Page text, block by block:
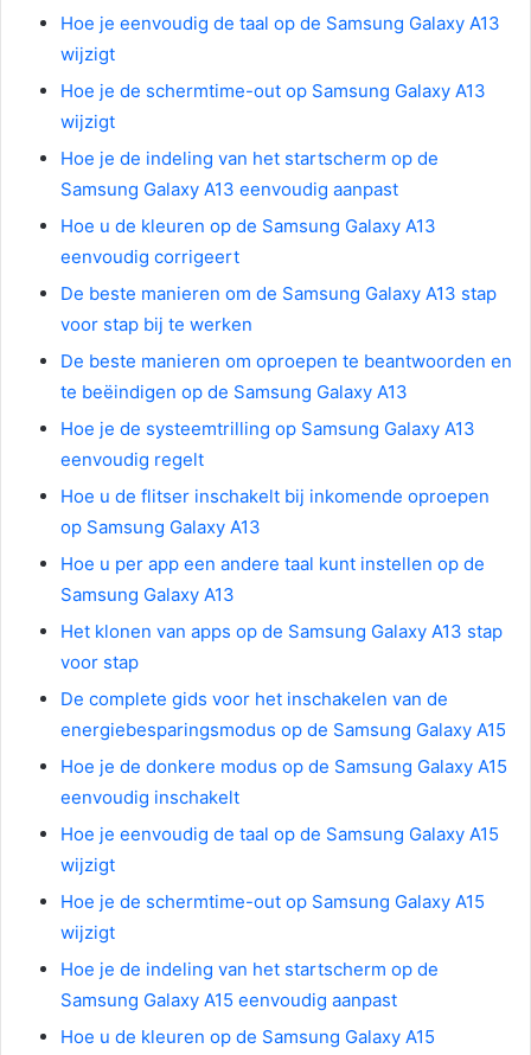
Hoe je eenvoudig de taal op de Samsung Galaxy A13
wijzigt
Hoe je de schermtime-out op Samsung Galaxy A13
wijzigt
Hoe je de indeling van het startscherm op de
Samsung Galaxy A13 eenvoudig aanpast
Hoe u de kleuren op de Samsung Galaxy A13
eenvoudig corrigeert
De beste manieren om de Samsung Galaxy A13 stap
voor stap bij te werken
De beste manieren om oproepen te beantwoorden en
te beëindigen op de Samsung Galaxy A13
Hoe je de systeemtrilling op Samsung Galaxy A13
eenvoudig regelt
Hoe u de flitser inschakelt bij inkomende oproepen
op Samsung Galaxy A13
Hoe u per app een andere taal kunt instellen op de
Samsung Galaxy A13
Het klonen van apps op de Samsung Galaxy A13 stap
voor stap
De complete gids voor het inschakelen van de
energiebesparingsmodus op de Samsung Galaxy A15
Hoe je de donkere modus op de Samsung Galaxy A15
eenvoudig inschakelt
Hoe je eenvoudig de taal op de Samsung Galaxy A15
wijzigt
Hoe je de schermtime-out op Samsung Galaxy A15
wijzigt
Hoe je de indeling van het startscherm op de
Samsung Galaxy A15 eenvoudig aanpast
Hoe u de kleuren op de Samsung Galaxy A15